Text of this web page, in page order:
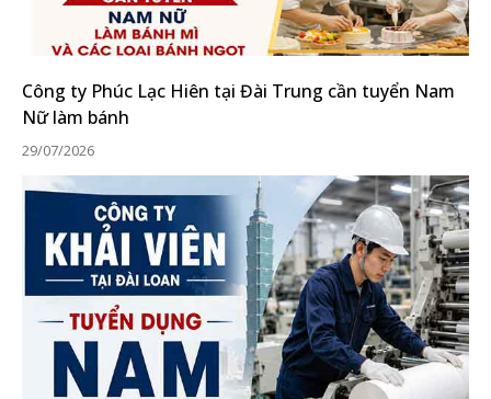
Công ty Phúc Lạc Hiên tại Đài Trung cần tuyển Nam
Nữ làm bánh
29/07/2026